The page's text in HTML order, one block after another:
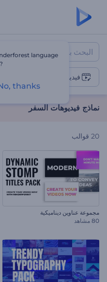
نماذج فيديوهات
فيديوهات السفر
نماذج فيديوهات السفر
20 قوالب
مجموعة عناوين ديناميكية
80 مشاهد
language
thanks